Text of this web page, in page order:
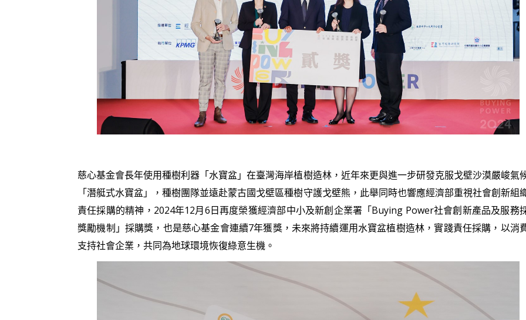
慈心基金會長年使用種樹利器「水寶盆」在臺灣海岸植樹造林，近年來更與進一步研發克服戈壁沙漠嚴峻氣
「潛艇式水寶盆」，種樹團隊並遠赴蒙古國戈壁區種樹守護戈壁熊，此舉同時也響應經濟部重視社會創新組
責任採購的精神，2024年12月6日再度榮獲經濟部中小及新創企業署「Buying Power社會創新產品及服務
獎勵機制」採購獎，也是慈心基金會連續7年獲獎，未來將持續運用水寶盆植樹造林，實踐責任採購，以消
支持社會企業，共同為地球環境恢復綠意生機。